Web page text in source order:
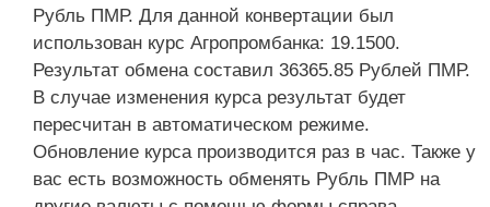
Рубль ПМР. Для данной конвертации был
использован курс Агропромбанка: 19.1500.
Результат обмена составил 36365.85 Рублей ПМР.
В случае изменения курса результат будет
пересчитан в автоматическом режиме.
Обновление курса производится раз в час. Также у
вас есть возможность обменять Рубль ПМР на